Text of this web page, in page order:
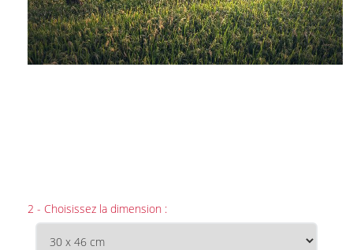
2 - Choisissez la dimension :